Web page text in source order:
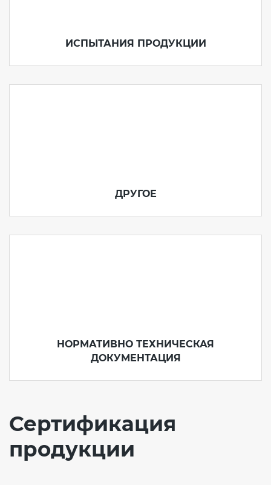
ИСПЫТАНИЯ ПРОДУКЦИИ
ДРУГОЕ
НОРМАТИВНО ТЕХНИЧЕСКАЯ
ДОКУМЕНТАЦИЯ
Сертификация
продукции